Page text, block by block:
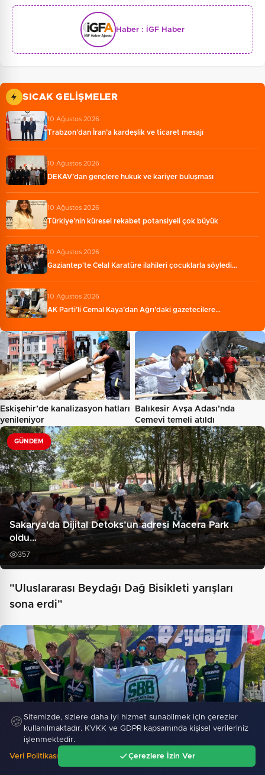
Haber : İGF Haber
SICAK GELIŞMELER
10 Ağustos 2026
Trabzon’dan İran’a kardeşlik ve ticaret mesajı
10 Ağustos 2026
DEKAV’dan gençlere hukuk ve kariyer buluşması
10 Ağustos 2026
Türkiye’nin küresel rekabet potansiyeli çok büyük
10 Ağustos 2026
Gaziantep'te Celal Karatüre ilahileri çocuklarla söyledi…
10 Ağustos 2026
AK Parti’li Cemal Kaya’dan Ağrı'daki gazetecilere…
Eskişehir’de kanalizasyon hatları
yenileniyor
Balıkesir Avşa Adası’nda
Cemevi temeli atıldı
GÜNDEM
Sakarya'da Dijital Detoks’un adresi Macera Park
oldu…
357
"Uluslararası Beydağı Dağ Bisikleti yarışları
sona erdi"
Sakaryalı genç pedallar Türkiye kürüsünde
🍪 Sitemizde, sizlere daha iyi hizmet sunabilmek için çerezler
kullanılmaktadır. KVKK ve GDPR kapsamında kişisel verileriniz
işlenmektedir.
Veri Politikası Çerezlere İzin Ver
Gündem Ara Menü